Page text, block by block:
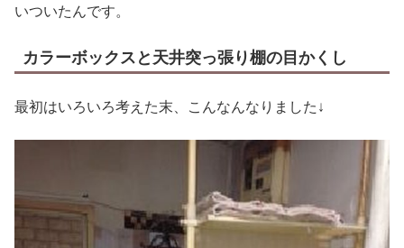
ない？にも感想
カベピタ給湯器（浴槽）へ交換メリッ
団地の風呂コンクリート床と壁のカビ
取り方法～普段の掃除でキレイを保つ
秘訣
いついたんです。
カラーボックスと天井突っ張り棚の目かくし
最初はいろいろ考えた末、こんなんなりました↓